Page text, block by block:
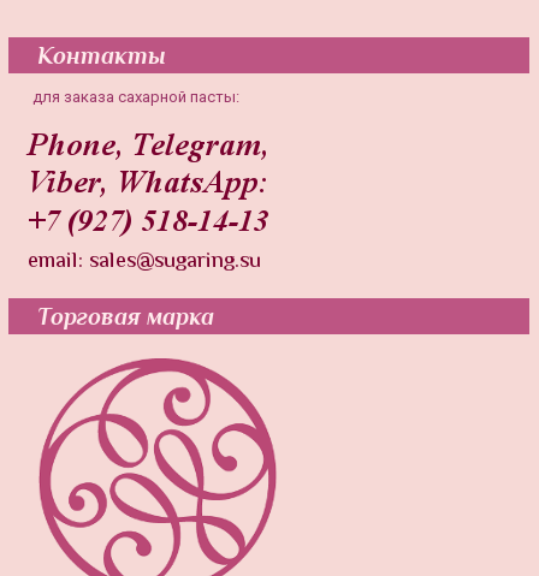
Контакты
для заказа сахарной пасты:
Торговая марка